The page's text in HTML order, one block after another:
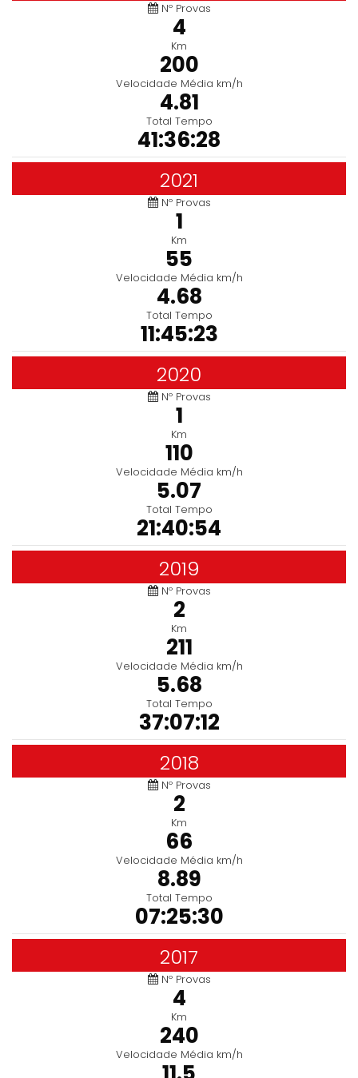
Nº Provas
4
Km
200
Velocidade Média km/h
4.81
Total Tempo
41:36:28
2021
Nº Provas
1
Km
55
Velocidade Média km/h
4.68
Total Tempo
11:45:23
2020
Nº Provas
1
Km
110
Velocidade Média km/h
5.07
Total Tempo
21:40:54
2019
Nº Provas
2
Km
211
Velocidade Média km/h
5.68
Total Tempo
37:07:12
2018
Nº Provas
2
Km
66
Velocidade Média km/h
8.89
Total Tempo
07:25:30
2017
Nº Provas
4
Km
240
Velocidade Média km/h